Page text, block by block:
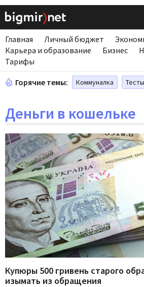
Главная Личный бюджет
Карьера и образование
Бизнес
Тарифы
Горячие темы: Коммуналка
Деньги в кошельке
Купюры 500 гривень старого
изымать из обращения